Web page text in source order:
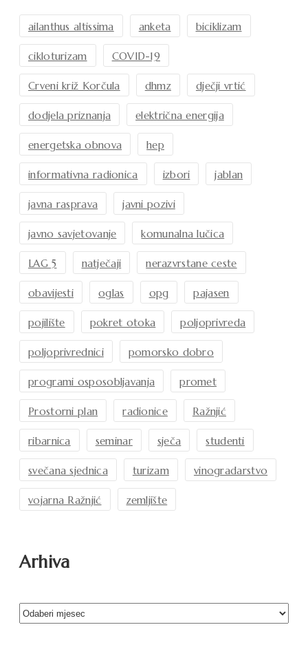
ailanthus altissima anketa biciklizam
cikloturizam COVID-19
Crveni križ Korčula dhmz dječji vrtić
dodjela priznanja električna energija
energetska obnova hep
informativna radionica izbori jablan
javna rasprava javni pozivi
javno savjetovanje komunalna lučica
LAG 5 natječaji nerazvrstane ceste
obavijesti oglas opg pajasen
pojilište pokret otoka poljoprivreda
poljoprivrednici pomorsko dobro
programi osposobljavanja promet
Prostorni plan radionice Ražnjić
ribarnica seminar sječa studenti
svečana sjednica turizam vinogradarstvo
vojarna Ražnjić zemljište
Arhiva